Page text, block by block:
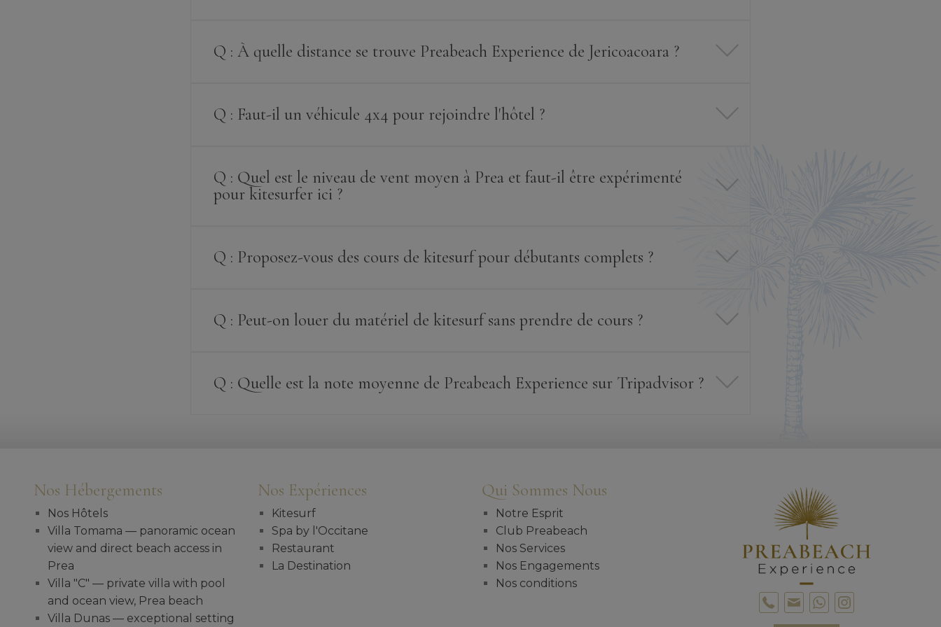
Q : À quelle distance se trouve Preabeach Experience de Jericoacoara ?
Q : Faut-il un véhicule 4x4 pour rejoindre l'hôtel ?
Q : Quel est le niveau de vent moyen à Prea et faut-il être expérimenté
pour kitesurfer ici ?
Q : Proposez-vous des cours de kitesurf pour débutants complets ?
Q : Peut-on louer du matériel de kitesurf sans prendre de cours ?
Q : Quelle est la note moyenne de Preabeach Experience sur Tripadvisor ?
Nos Hébergements
Nos Hôtels
Villa Tomama — panoramic ocean
view and direct beach access in
Prea
Villa "C" — private villa with pool
and ocean view, Prea beach
Villa Dunas — exceptional setting
Nos Expériences
Kitesurf
Spa by l'Occitane
Restaurant
La Destination
Qui Sommes Nous
Notre Esprit
Club Preabeach
Nos Services
Nos Engagements
Nos conditions